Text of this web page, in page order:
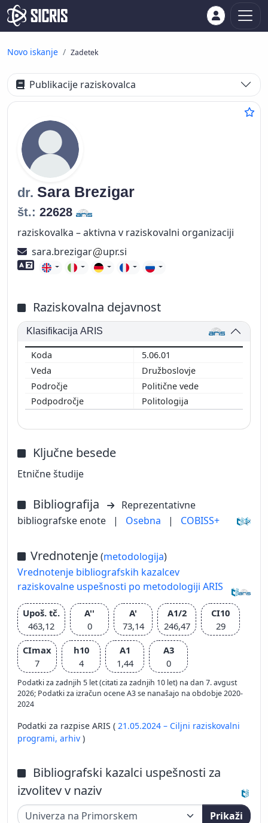
Novo iskanje Zadetek
Publikacije raziskovalca
dr. Sara Brezigar
št.: 22628
raziskovalka – aktivna v raziskovalni organizaciji
sara.brezigar
upr.si
Znanje tujih jezikov
Raziskovalna dejavnost
Klasifikacija ARIS
5.06.01
Družboslovje
Politične vede
Politologija
Ključne besede
Etnične študije
Bibliografija
Reprezentativne
bibliografske enote
| Osebna | COBISS+
Vrednotenje(metodologija)
Vrednotenje bibliografskih kazalcev
raziskovalne uspešnosti po metodologiji ARIS
Upoš. tč.
463,12
A''
0
A'
73,14
A1/2
246,47
CI10
29
CImax
7
h10
4
A1
1,44
A3
0
Podatki za zadnjih 5 let (citati za zadnjih 10 let) na dan 7. avgust
2026; Podatki za izračun ocene A3 se nanašajo na obdobje 2020-
2024
Podatki za razpise ARIS ( 21.05.2024 – Ciljni raziskovalni
programi, arhiv )
Bibliografski kazalci uspešnosti za
izvolitev v naziv
Prikaži